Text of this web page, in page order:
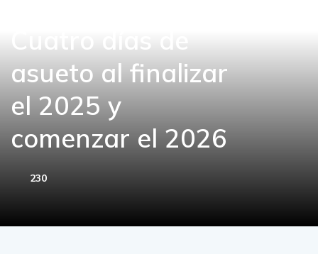
Cuatro días de
asueto al finalizar
el 2025 y
comenzar el 2026
230